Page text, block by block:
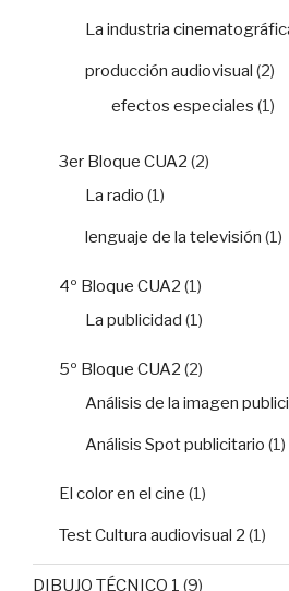
La industria
producción audiovisual (2)
efectos especiales (1)
3er Bloque CUA2 (2)
La radio (1)
lenguaje de la televisión (1)
4º Bloque CUA2 (1)
La publicidad (1)
5º Bloque CUA2 (2)
Análisis de la imagen
Análisis Spot publicitario (1)
El color en el cine (1)
Test Cultura audiovisual 2 (1)
DIBUJO TÉCNICO 1 (9)